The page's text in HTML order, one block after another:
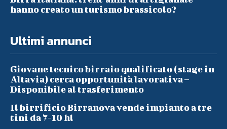
hanno creato un turismo brassicolo?
Ultimi annunci
Giovane tecnico birraio qualificato (stage in
Altavia) cerca opportunità lavorativa –
Disponibile al trasferimento
Il birrificio Birranova vende impianto a tre
tini da 7-10 hl